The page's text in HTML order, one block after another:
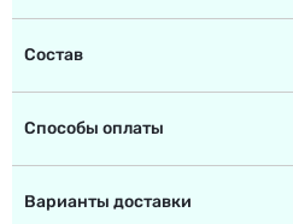
Состав
Способы оплаты
Варианты доставки